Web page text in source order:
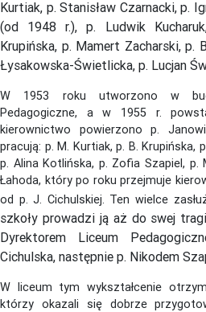
Kurtiak, p. Stanisław Czarnacki, p.
(od 1948 r.), p. Ludwik
Krupińska, p. Mamert Zacharski, p.
Łysakowska-Świetlicka, p. Lucjan
W 1953 roku utworzono w
Pedagogiczne, a w 1955 r.
kierownictwo powierzono p.
pracują: p. M. Kurtiak, p. B. Krupińska,
p. Alina Kotlińska, p. Zofia Szapiel, p.
Łahoda, który po roku przejmuje
od p. J. Cichulskiej. Ten wielce
szkoły prowadzi ją aż do swej
Dyrektorem Liceum
Cichulska, następnie p. Nikodem
W liceum tym wykształcenie
którzy okazali się dobrze